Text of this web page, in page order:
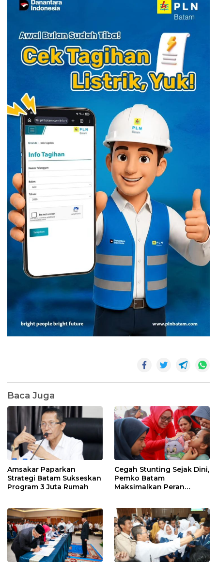
Baca Juga
Amsakar Paparkan
Strategi Batam Sukseskan
Program 3 Juta Rumah
Cegah Stunting Sejak Dini,
Pemko Batam
Maksimalkan Peran